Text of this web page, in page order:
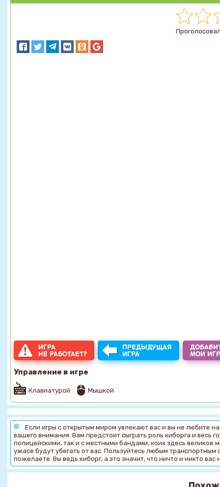
ИГРА
НЕ РАБОТАЕТ?
ПРЕДЫДУЩАЯ
ИГРА
МОИ
Управление в игре
Клавиатурой Мышкой
Если игры с открытым миром увлекают вас и вы не любите
вашего внимания. Вам предстоит сыграть роль киборга и весь
полицейскими, так и с местными бандами, коих здесь
ужасе будут убегать от вас. Пользуйтесь любым
пожелаете. Вы ведь киборг, а это значит, что ничто и никто